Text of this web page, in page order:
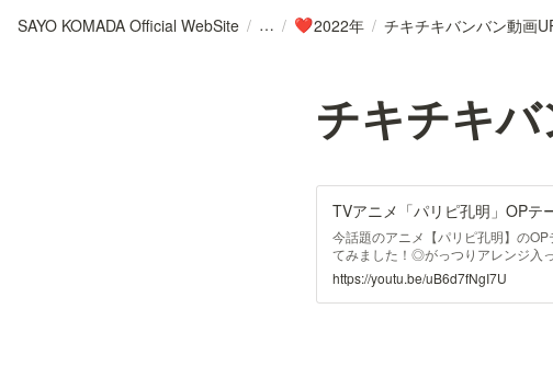
SAYO KOMADA Official WebSite / / ❤️2022年 / チキチキバンバン動画
チキチキ
今話題のアニメ【パリピ孔明】の
てみました！◎がっつりアレンジ入
ので、お父さんが普段ジムに着て行
https://youtu.be/uB6d7fNgI7U